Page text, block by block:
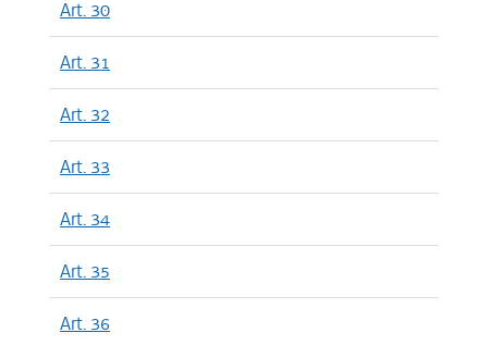
Art. 30
Art. 31
Art. 32
Art. 33
Art. 34
Art. 35
Art. 36